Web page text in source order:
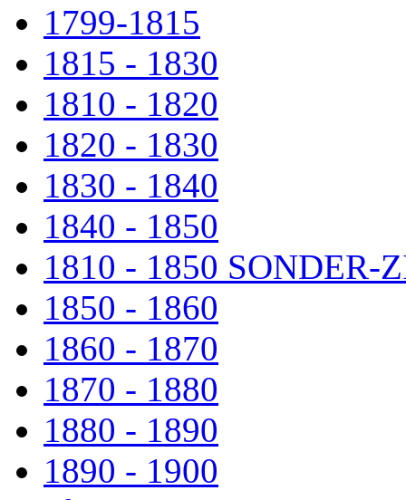
1799-1815
1815 - 1830
1810 - 1820
1820 - 1830
1830 - 1840
1840 - 1850
1810 - 1850 SONDER-
1850 - 1860
1860 - 1870
1870 - 1880
1880 - 1890
1890 - 1900